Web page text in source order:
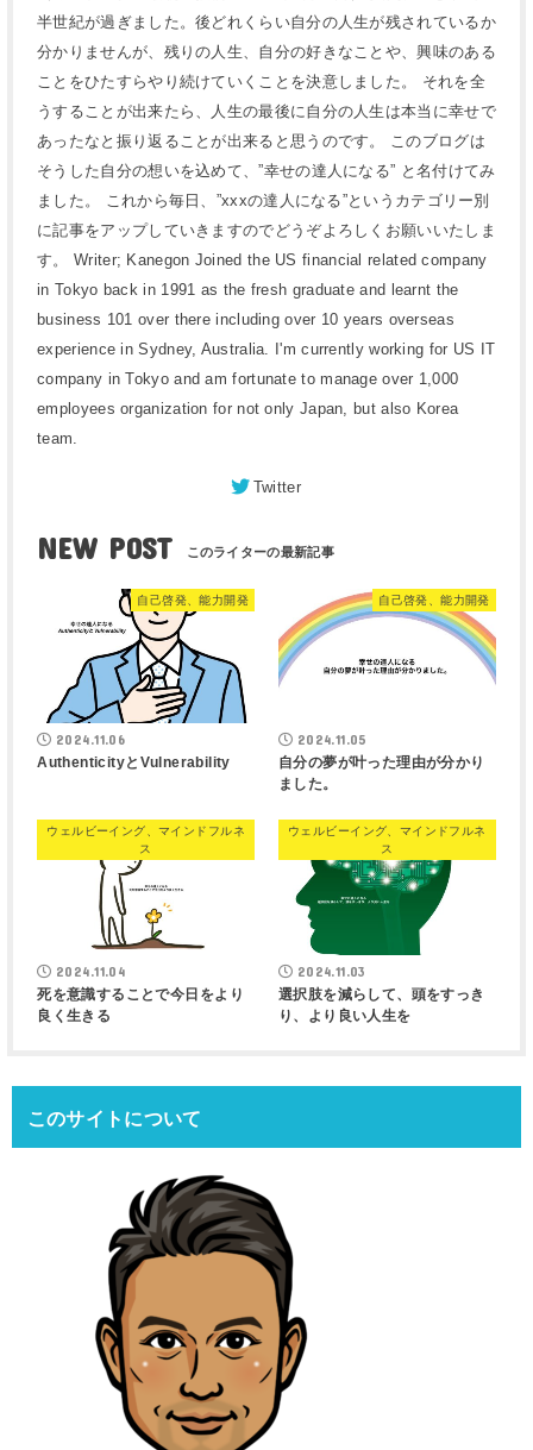
半世紀が過ぎました。後どれくらい自分の人生が残されているか
分かりませんが、残りの人生、自分の好きなことや、興味のある
ことをひたすらやり続けていくことを決意しました。 それを全
うすることが出来たら、人生の最後に自分の人生は本当に幸せで
あったなと振り返ることが出来ると思うのです。 このブログは
そうした自分の想いを込めて、”幸せの達人になる” と名付けてみ
ました。 これから毎日、”xxxの達人になる”というカテゴリー別
に記事をアップしていきますのでどうぞよろしくお願いいたしま
す。 Writer; Kanegon Joined the US financial related company
in Tokyo back in 1991 as the fresh graduate and learnt the
business 101 over there including over 10 years overseas
experience in Sydney, Australia. I'm currently working for US IT
company in Tokyo and am fortunate to manage over 1,000
employees organization for not only Japan, but also Korea
team.
Twitter
NEW POST
自己啓発、能力開発
2024.11.06
AuthenticityとVulnerability
自己啓発、能力開発
2024.11.05
自分の夢が叶った理由が分かり
ました。
ウェルビーイング、マインドフルネ
ス
2024.11.04
死を意識することで今日をより
良く生きる
ウェルビーイング、マインドフルネ
ス
2024.11.03
選択肢を減らして、頭をすっき
り、より良い人生を
このサイトについて